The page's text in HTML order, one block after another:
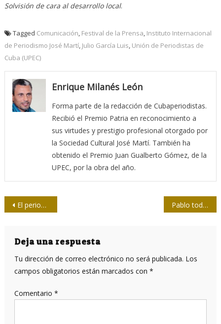
Solvisión de cara al desarrollo local.
Tagged Comunicación, Festival de la Prensa, Instituto Internacional
de Periodismo José Martí, Julio García Luis, Unión de Periodistas de
Cuba (UPEC)
Enrique Milanés León
Forma parte de la redacción de Cubaperiodistas.
Recibió el Premio Patria en reconocimiento a
sus virtudes y prestigio profesional otorgado por
la Sociedad Cultural José Martí. También ha
obtenido el Premio Juan Gualberto Gómez, de la
UPEC, por la obra del año.
Navegación
entradas
El periodismo es el arte de escuchar, preguntar y preguntarse Pablo todavía tiene mucho que decirnos
Deja una respuesta
Tu dirección de correo electrónico no será publicada. Los
campos obligatorios están marcados con *
Comentario *